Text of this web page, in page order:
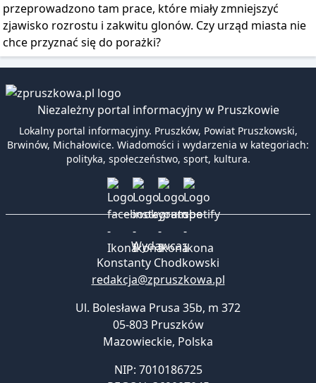
przeprowadzono tam prace, które miały zmniejszyć
zjawisko rozrostu i zakwitu glonów. Czy urząd miasta nie
chce przyznać się do porażki?
Niezależny portal informacyjny w Pruszkowie
Lokalny portal informacyjny. Pruszków, Powiat Pruszkowski,
Brwinów, Michałowice. Wiadomości i wydarzenia w kategoriach:
polityka, społeczeństwo, sport, kultura.
Wydawca:
Konstanty Chodkowski
redakcja@zpruszkowa.pl
Ul. Bolesława Prusa 35b, m 372
05-803 Pruszków
Mazowieckie, Polska
NIP: 7010186725